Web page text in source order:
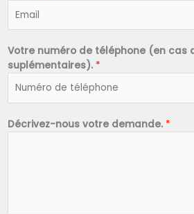
Votre numéro de téléphone (en cas
suplémentaires). *
Décrivez-nous votre demande. *